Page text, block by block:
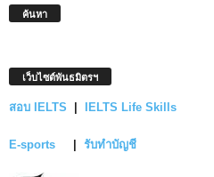
ค้นหา
เว็บไซต์พันธมิตรฯ
สอบ IELTS IELTS Life Skills
E-sports รับทำบัญชี